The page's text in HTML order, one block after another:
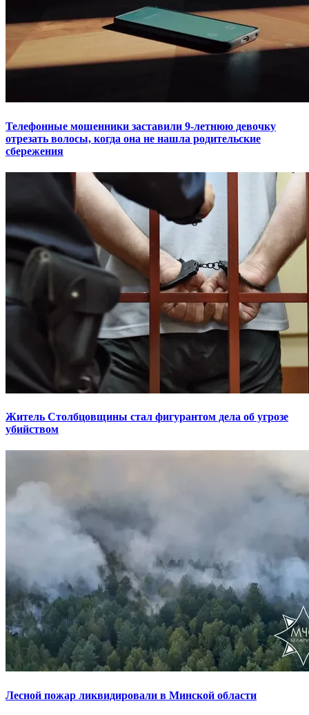
Телефонные мошенники заставили 9-летнюю девочку
отрезать волосы, когда она не нашла родительские
сбережения
Житель Столбцовщины стал фигурантом дела об угрозе
убийством
Лесной пожар ликвидировали в Минской области